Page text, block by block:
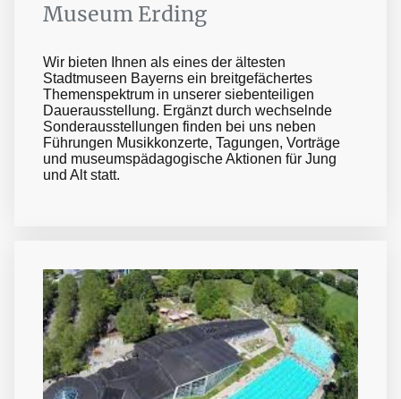
Museum Erding
Wir bieten Ihnen als eines der ältesten
Stadtmuseen Bayerns ein breitgefächertes
Themenspektrum in unserer siebenteiligen
Dauerausstellung. Ergänzt durch wechselnde
Sonderausstellungen finden bei uns neben
Führungen Musikkonzerte, Tagungen, Vorträge
und museumspädagogische Aktionen für Jung
und Alt statt.